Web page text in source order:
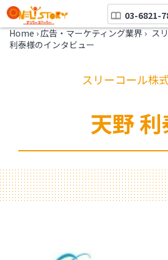
03-6821-
Home ›広告・マーケティング業界 › ス
利泰様のインタビュー
スリーコール株
天野